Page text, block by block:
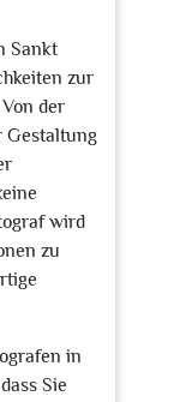
Sankt
zur
der
Gestaltung
wird
zu
in
Sie